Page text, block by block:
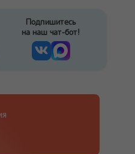
Подпишитесь
на наш чат-бот!